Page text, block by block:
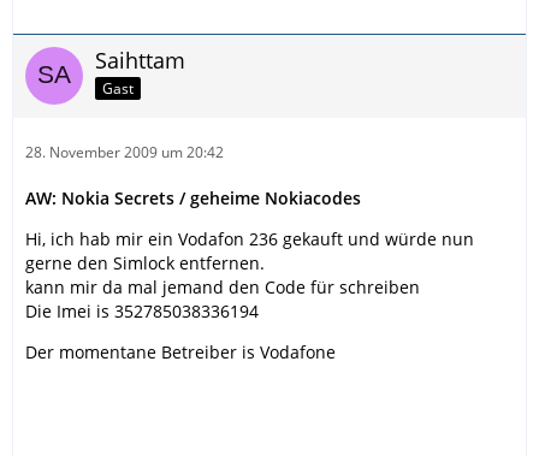
Saihttam
Gast
28. November 2009 um 20:42
AW: Nokia Secrets / geheime Nokiacodes
Hi, ich hab mir ein Vodafon 236 gekauft und würde nun
gerne den Simlock entfernen.
kann mir da mal jemand den Code für schreiben
Die Imei is 352785038336194
Der momentane Betreiber is Vodafone